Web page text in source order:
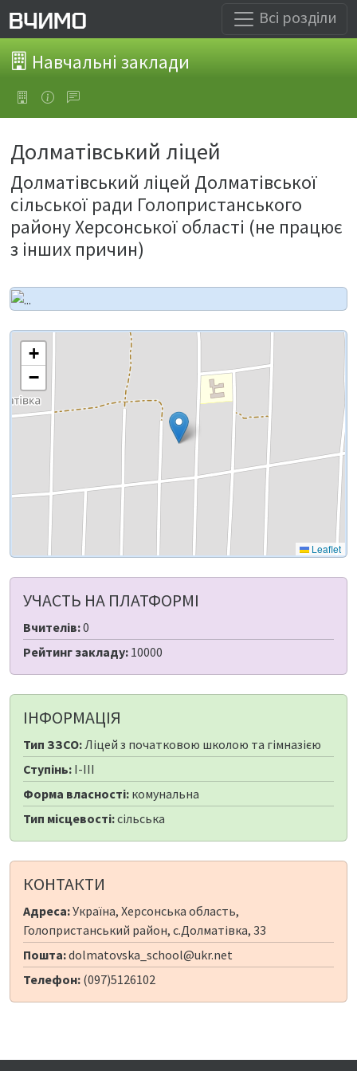
Всі розділи
Навчальні заклади
Долматівський ліцей
Долматівський ліцей Долматівської
сільської ради Голопристанського
району Херсонської області (не працює
з інших причин)
+
−
Leaflet
УЧАСТЬ НА ПЛАТФОРМІ
Вчителів:0
Рейтинг закладу: 10000
ІНФОРМАЦІЯ
Тип ЗЗСО:Ліцей з початковою школою та гімназією
Ступінь: I-III
Форма власності: комунальна
Тип місцевості:сільська
КОНТАКТИ
Адреса:Україна, Херсонська область,
Голопристанський район, с.Долматівка, 33
Пошта:dolmatovska_school@ukr.net
Телефон: (097)5126102